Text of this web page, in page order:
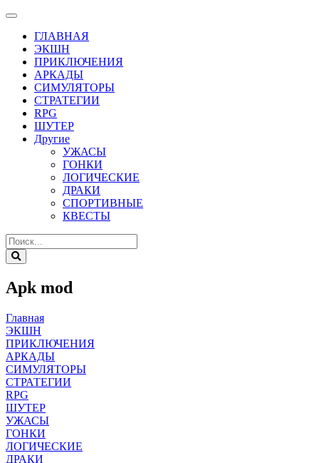
ГЛАВНАЯ
ЭКШН
ПРИКЛЮЧЕНИЯ
АРКАДЫ
СИМУЛЯТОРЫ
СТРАТЕГИИ
RPG
ШУТЕР
Другие
УЖАСЫ
ГОНКИ
ЛОГИЧЕСКИЕ
ДРАКИ
СПОРТИВНЫЕ
КВЕСТЫ
Apk mod
Главная
ЭКШН
ПРИКЛЮЧЕНИЯ
АРКАДЫ
СИМУЛЯТОРЫ
СТРАТЕГИИ
RPG
ШУТЕР
УЖАСЫ
ГОНКИ
ЛОГИЧЕСКИЕ
ДРАКИ